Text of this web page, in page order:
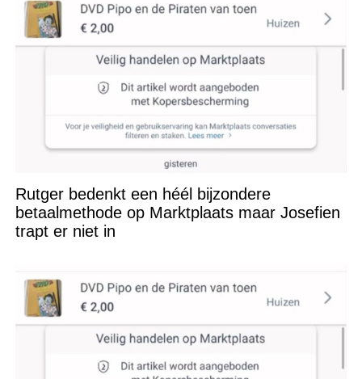
Rutger bedenkt een héél bijzondere
betaalmethode op Marktplaats maar Josefien
trapt er niet in